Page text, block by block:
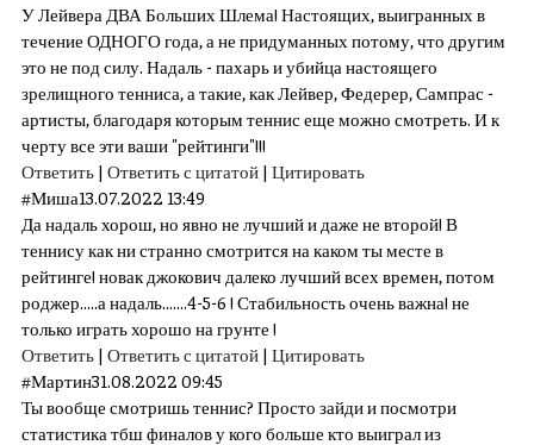
У Лейвера ДВА Больших Шлема! Настоящих, выигранных в
течение ОДНОГО года, а не придуманных потому, что другим
это не под силу. Надаль - пахарь и убийца настоящего
зрелищного тенниса, а такие, как Лейвер, Федерер, Сампрас -
артисты, благодаря которым теннис еще можно смотреть. И к
черту все эти ваши "рейтинги"!!!
Ответить | Ответить с цитатой | Цитировать
#Миша13.07.2022 13:49
Да надаль хорош, но явно не лучший и даже не второй! В
теннису как ни странно смотрится на каком ты месте в
рейтинге! новак джокович далеко лучший всех времен, потом
роджер.....а надаль.......4-5-6 ! Стабильность очень важна! не
только играть хорошо на грунте !
Ответить | Ответить с цитатой | Цитировать
#Мартин31.08.2022 09:45
Ты вообще смотришь теннис? Просто зайди и посмотри
статистика тбш финалов у кого больше кто выиграл из